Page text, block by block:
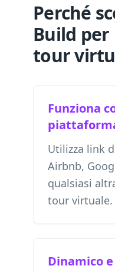
Perché
Build per
tour
Funziona
Utilizza link
Airbnb,
qualsiasi
tour virtuale.
Dinamico